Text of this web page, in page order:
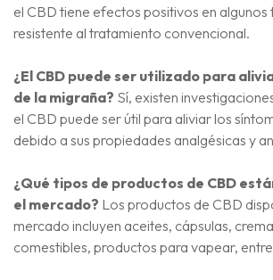
el CBD tiene efectos positivos en algunos
resistente al tratamiento convencional.
¿El CBD puede ser utilizado para
de la migraña? Sí, existen
el CBD puede ser útil para aliviar los
debido a sus propiedades analgésicas y
¿Qué tipos de productos de CBD
el mercado? Los productos de CBD
mercado incluyen aceites, cápsulas,
comestibles, productos para vapear,